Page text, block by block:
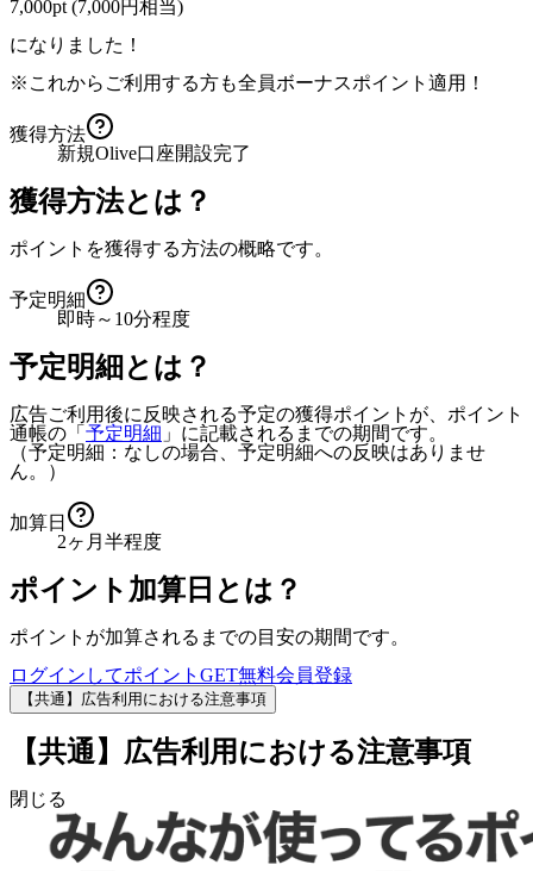
7,000pt (7,000円相当)
になりました！
※これからご利用する方も全員ボーナスポイント適用！
獲得方法
新規Olive口座開設完了
獲得方法とは？
ポイントを獲得する方法の概略です。
予定明細
即時～10分程度
予定明細とは？
広告ご利用後に反映される予定の獲得ポイントが、ポイント
通帳の「 予定明細 」に記載されるまでの期間です。
（予定明細：なしの場合、予定明細への反映はありませ
ん。）
加算日
2ヶ月半程度
ポイント加算日とは？
ポイントが加算されるまでの目安の期間です。
ログインしてポイントGET無料会員登録
【共通】広告利用における注意事項
【共通】広告利用における注意事項
閉じる